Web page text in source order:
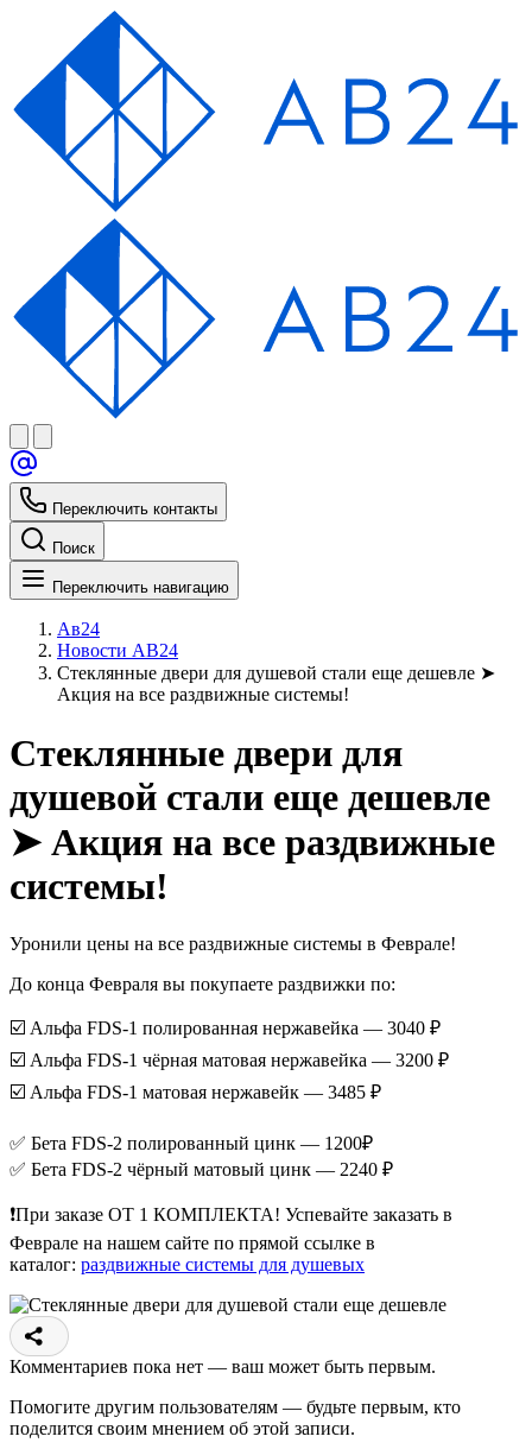
Переключить контакты
Поиск
Переключить навигацию
Ав24
Новости АВ24
Стеклянные двери для душевой стали еще дешевле ➤
Акция на все раздвижные системы!
Стеклянные двери для
душевой стали еще дешевле
➤ Акция на все раздвижные
системы!
Уронили цены на все раздвижные системы в Феврале!
До конца Февраля вы покупаете раздвижки по:
☑️ Альфа FDS-1 полированная нержавейка — 3040 ₽
☑️ Альфа FDS-1 чёрная матовая нержавейка — 3200 ₽
☑️ Альфа FDS-1 матовая нержавейк — 3485 ₽
✅ Бета FDS-2 полированный цинк — 1200₽
✅ Бета FDS-2 чёрный матовый цинк — 2240 ₽
❗️При заказе ОТ 1 КОМПЛЕКТА! Успевайте заказать в
Феврале на нашем сайте по прямой ссылке в
каталог: раздвижные системы для душевых
Комментариев пока нет — ваш может быть первым.
Помогите другим пользователям — будьте первым, кто
поделится своим мнением об этой записи.